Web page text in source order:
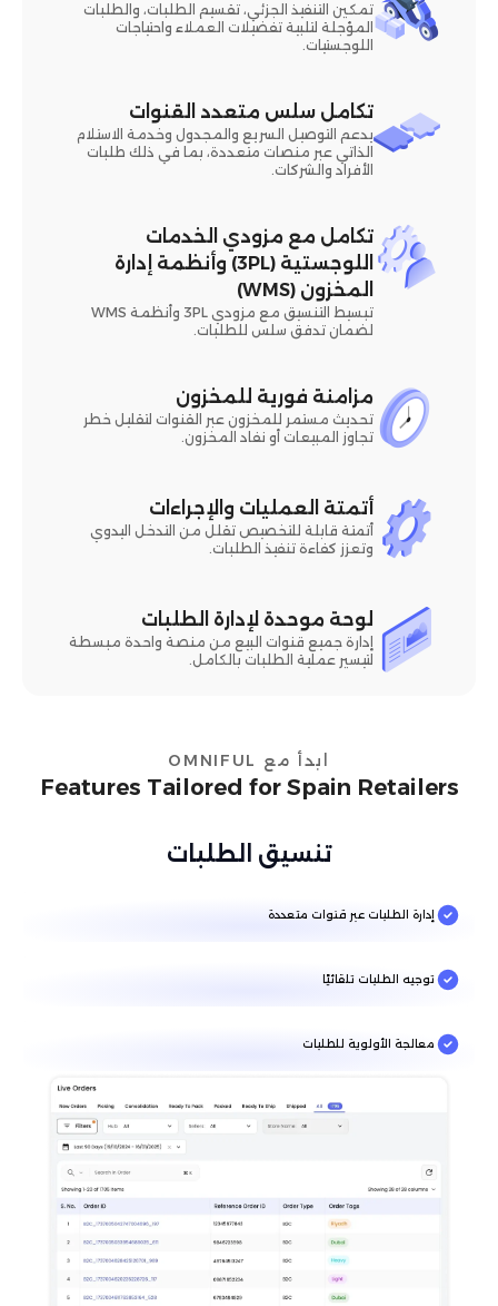
تمكين التنفيذ الجزئي، تقسيم الطلبات، والطلبات
المؤجلة لتلبية تفضيلات العملاء واحتياجات
اللوجستيات.
تكامل سلس متعدد القنوات
يدعم التوصيل السريع والمجدول وخدمة الاستلام
الذاتي عبر منصات متعددة، بما في ذلك طلبات
الأفراد والشركات.
تكامل مع مزودي الخدمات
اللوجستية (3PL) وأنظمة إدارة
المخزون (WMS)
تبسيط التنسيق مع مزودي 3PL وأنظمة WMS
لضمان تدفق سلس للطلبات.
مزامنة فورية للمخزون
تحديث مستمر للمخزون عبر القنوات لتقليل خطر
تجاوز المبيعات أو نفاد المخزون.
أتمتة العمليات والإجراءات
أتمتة قابلة للتخصيص تقلل من التدخل اليدوي
وتعزز كفاءة تنفيذ الطلبات.
لوحة موحدة لإدارة الطلبات
إدارة جميع قنوات البيع من منصة واحدة مبسطة
لتيسير عملية الطلبات بالكامل.
ابدأ مع OMNIFUL
Features Tailored for Spain Retailers
تنسيق الطلبات
إدارة الطلبات عبر قنوات متعددة
توجيه الطلبات تلقائيًا
معالجة الأولوية للطلبات